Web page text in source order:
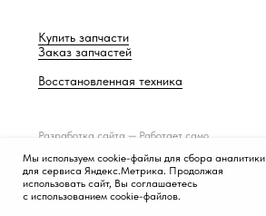
Разработка сайта — Работает само
Купить запчасти
Заказ запчастей
Восстановленная техника
Мы используем cookie-файлы для сбора аналитики
для сервиса Яндекс.Метрика. Продолжая
использовать сайт, Вы соглашаетесь
с использованием cookie-файлов.